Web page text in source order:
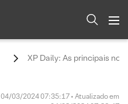
XP Daily: As principais
04/03/2024 07:35:17 • Atualizado em